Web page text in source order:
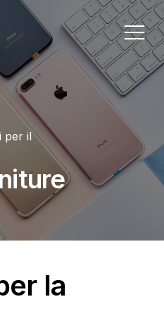
Settore
Regione
per il
la